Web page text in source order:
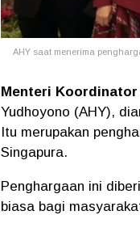
AHY saat menerima
Menteri Koordinator
Yudhoyono (AHY),
Itu merupakan
Singapura.
Penghargaan ini
biasa bagi